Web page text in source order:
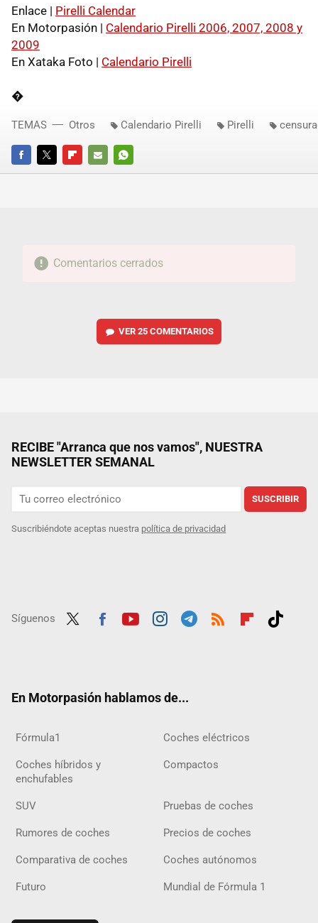
Enlace | Pirelli Calendar
En Motorpasión | Calendario Pirelli 2006, 2007, 2008 y
2009
En Xataka Foto | Calendario Pirelli
�
FACEBOOKTWITTERFLIPBOARD
E-
WHATSAPP
TEMAS Otros Calendario Pirelli Pirelli
Comentarios cerrados
VER 25 COMENTARIOS
RECIBE "Arranca que nos vamos", NUESTRA
NEWSLETTER SEMANAL
SUSCRIBIR
Suscribiéndote aceptas nuestra política de privacidad
Síguenos
En Motorpasión hablamos de...
Fórmula1 Coches eléctricos
Coches híbridos y
enchufables
Compactos
SUV Pruebas de coches
Rumores de coches Precios de coches
Comparativa de coches Coches autónomos
Futuro Mundial de Fórmula 1